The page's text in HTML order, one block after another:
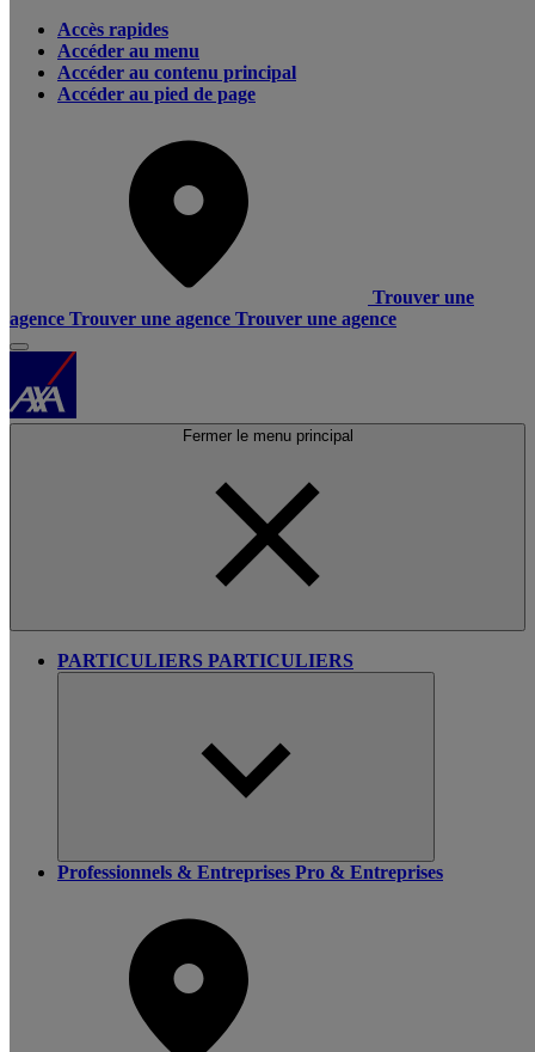
Accès rapides
Accéder au menu
Accéder au contenu principal
Accéder au pied de page
Trouver une
agence Trouver une agence Trouver une agence
Fermer le menu principal
PARTICULIERS PARTICULIERS
Professionnels & Entreprises Pro & Entreprises